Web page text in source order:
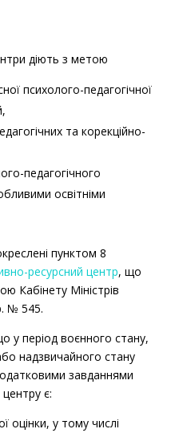
діють з метою
психолого-педагогічної
та корекційно-
педагогічного
освітніми
пунктом 8
ресурсний центр, що
Кабінету Міністрів
№ 545.
у період воєнного стану,
надзвичайного стану
завданнями
є:
оцінки, у тому числі